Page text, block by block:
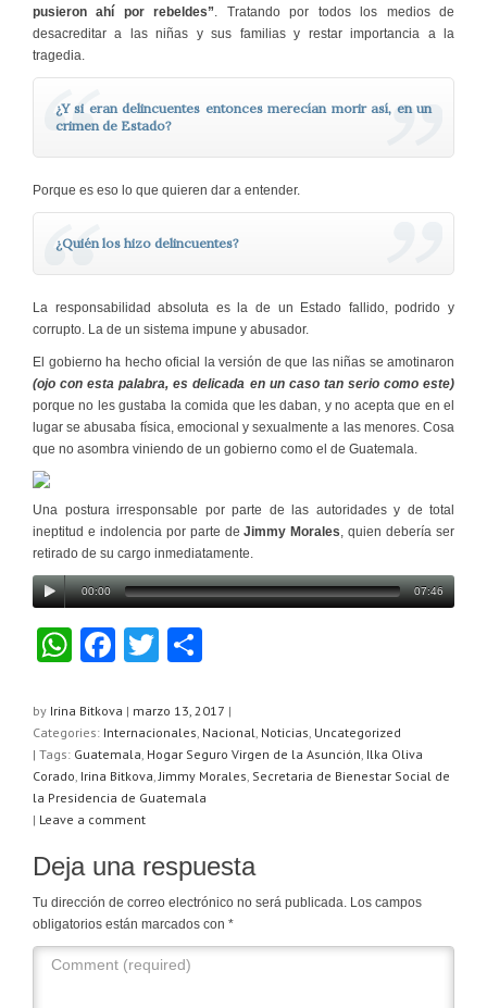
pusieron ahí por rebeldes”. Tratando por todos los medios de
desacreditar a las niñas y sus familias y restar importancia a la
tragedia.
¿Y si eran delincuentes entonces merecían morir así, en un
crimen de Estado?
Porque es eso lo que quieren dar a entender.
¿Quién los hizo delincuentes?
La responsabilidad absoluta es la de un Estado fallido, podrido y
corrupto. La de un sistema impune y abusador.
El gobierno ha hecho oficial la versión de que las niñas se amotinaron
(ojo con esta palabra, es delicada en un caso tan serio como este)
porque no les gustaba la comida que les daban, y no acepta que en el
lugar se abusaba física, emocional y sexualmente a las menores. Cosa
que no asombra viniendo de un gobierno como el de Guatemala.
Una postura irresponsable por parte de las autoridades y de total
ineptitud e indolencia por parte deJimmy Morales, quien debería ser
retirado de su cargo inmediatamente.
00:00 07:46
W
at
s
A
p
p
F
c
e
b
o
o
k
T
tt
er
m
p
ar
by Irina Bitkova | marzo 13, 2017 |
Categories: Internacionales, Nacional, Noticias, Uncategorized
| Tags: Guatemala, Hogar Seguro Virgen de la Asunción, Ilka Oliva
Corado, Irina Bitkova,Jimmy Morales, Secretaria de Bienestar Social de
la Presidencia de Guatemala
| Leave a comment
Deja una respuesta
Tu dirección de correo electrónico no será publicada. Los campos
obligatorios están marcados con *